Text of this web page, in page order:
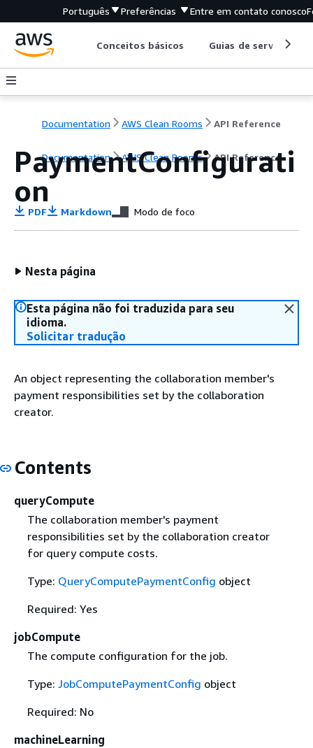
Português Preferências Entre em contato conosco
Conceitos básicos Guias de serviço
Documentation AWS Clean Rooms API Reference
Documentation AWS Clean Rooms API Reference
PaymentConfigurati
on
PDF Markdown Modo de foco
Nesta página
Esta página não foi traduzida para seu
idioma.
Solicitar tradução
An object representing the collaboration member's
payment responsibilities set by the collaboration
creator.
Contents
queryCompute
The collaboration member's payment
responsibilities set by the collaboration creator
for query compute costs.
Type: QueryComputePaymentConfig object
Required: Yes
jobCompute
The compute configuration for the job.
Type: JobComputePaymentConfig object
Required: No
machineLearning